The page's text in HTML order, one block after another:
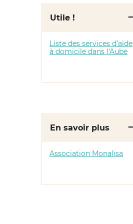
Utile !
Liste des services d’aide
à domicile dans l'Aube
En savoir plus
Association Monalisa